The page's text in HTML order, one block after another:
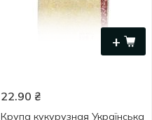
+
22.90 ₴
Крупа кукурузная Українська